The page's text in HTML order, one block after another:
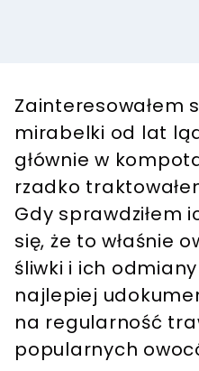
Zainteresowałem
mirabelki od lat
głównie w
rzadko
Gdy sprawdziłem
się, że to właśnie
śliwki i ich
najlepiej
na regularność
popularnych